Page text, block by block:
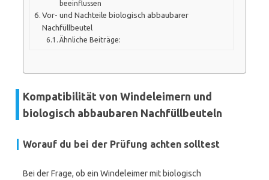
beeinflussen
Vor- und Nachteile biologisch abbaubarer
Nachfüllbeutel
Ähnliche Beiträge:
Kompatibilität von Windeleimern und
biologisch abbaubaren Nachfüllbeuteln
Worauf du bei der Prüfung achten solltest
Bei der Frage, ob ein Windeleimer mit biologisch